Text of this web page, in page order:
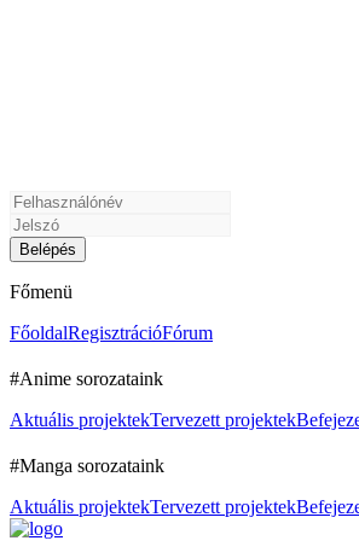
Főmenü
FőoldalRegisztrációFórum
#Anime sorozataink
Aktuális projektekTervezett projektek
#Manga sorozataink
Aktuális projektekTervezett projektek